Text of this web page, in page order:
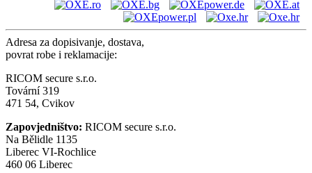
Adresa za dopisivanje, dostava,
povrat robe i reklamacije:
RICOM secure s.r.o.
Tovární 319
471 54, Cvikov
Zapovjedništvo: RICOM secure s.r.o.
Na Bělidle 1135
Liberec VI-Rochlice
460 06 Liberec